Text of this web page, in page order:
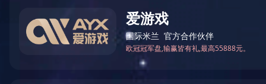
2021-03-18